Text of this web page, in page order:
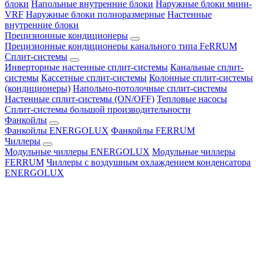
блоки Напольные внутренние блоки Наружные блоки мини-
VRF Наружные блоки полноразмерные Настенные
внутренние блоки
Прецизионные кондиционеры
Прецизионные кондиционеры канального типа FeRRUM
Сплит-системы
Инверторные настенные сплит-системы Канальные сплит-
системы Кассетные сплит-системы Колонные сплит-системы
(кондиционеры) Напольно-потолочные сплит-системы
Настенные сплит-системы (ON/OFF) Тепловые насосы
Сплит-системы большой производительности
Фанкойлы
Фанкойлы ENERGOLUX Фанкойлы FERRUM
Чиллеры
Модульные чиллеры ENERGOLUX Модульные чиллеры
FERRUM Чиллеры с воздушным охлаждением конденсатора
ENERGOLUX